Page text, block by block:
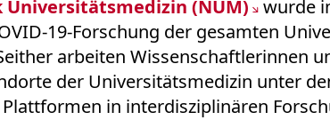
Universitätsmedizin (NUM)
wurde
19-Forschung der gesamten
arbeiten Wissenschaftlerinnen
der Universitätsmedizin unter
in interdisziplinären